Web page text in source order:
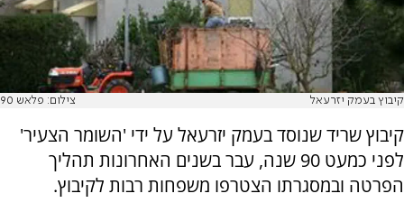
קיבוץ בעמק יזרעאל צילום: פלאש 90
קיבוץ שריד שנוסד בעמק יזרעאל על ידי 'השומר הצעיר'
לפני כמעט 90 שנה, עבר בשנים האחרונות תהליך
הפרטה ובמסגרתו הצטרפו משפחות רבות לקיבוץ.